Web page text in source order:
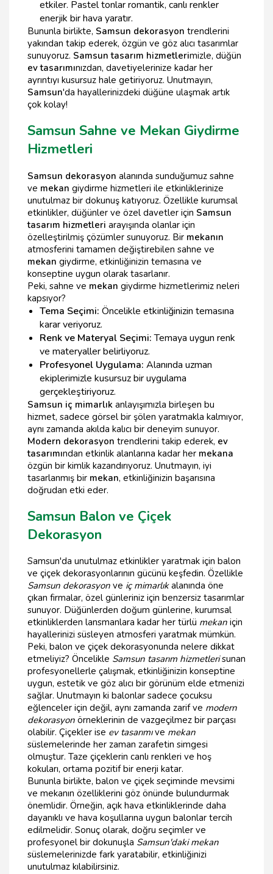
etkiler. Pastel tonlar romantik, canlı renkler
enerjik bir hava yaratır.
Bununla birlikte, Samsun dekorasyon trendlerini
yakından takip ederek, özgün ve göz alıcı tasarımlar
sunuyoruz. Samsun tasarım hizmetlerimizle, düğün
ev tasarımınızdan, davetiyelerinize kadar her
ayrıntıyı kusursuz hale getiriyoruz. Unutmayın,
Samsun'da hayallerinizdeki düğüne ulaşmak artık
çok kolay!
Samsun Sahne ve Mekan Giydirme
Hizmetleri
Samsun dekorasyon alanında sunduğumuz sahne
ve mekan giydirme hizmetleri ile etkinliklerinize
unutulmaz bir dokunuş katıyoruz. Özellikle kurumsal
etkinlikler, düğünler ve özel davetler için Samsun
tasarım hizmetleri arayışında olanlar için
özelleştirilmiş çözümler sunuyoruz. Bir mekanın
atmosferini tamamen değiştirebilen sahne ve
mekan giydirme, etkinliğinizin temasına ve
konseptine uygun olarak tasarlanır.
Peki, sahne ve mekan giydirme hizmetlerimiz neleri
kapsıyor?
Tema Seçimi: Öncelikle etkinliğinizin temasına
karar veriyoruz.
Renk ve Materyal Seçimi:Temaya uygun renk
ve materyaller belirliyoruz.
Profesyonel Uygulama: Alanında uzman
ekiplerimizle kusursuz bir uygulama
gerçekleştiriyoruz.
Samsun iç mimarlık anlayışımızla birleşen bu
hizmet, sadece görsel bir şölen yaratmakla kalmıyor,
aynı zamanda akılda kalıcı bir deneyim sunuyor.
Modern dekorasyon trendlerini takip ederek, ev
tasarımından etkinlik alanlarına kadar her mekana
özgün bir kimlik kazandırıyoruz. Unutmayın, iyi
tasarlanmış bir mekan, etkinliğinizin başarısına
doğrudan etki eder.
Samsun Balon ve Çiçek
Dekorasyon
Samsun'da unutulmaz etkinlikler yaratmak için balon
ve çiçek dekorasyonlarının gücünü keşfedin. Özellikle
Samsun dekorasyon ve iç mimarlıkalanında öne
çıkan firmalar, özel günleriniz için benzersiz tasarımlar
sunuyor. Düğünlerden doğum günlerine, kurumsal
etkinliklerden lansmanlara kadar her türlü mekan için
hayallerinizi süsleyen atmosferi yaratmak mümkün.
Peki, balon ve çiçek dekorasyonunda nelere dikkat
etmeliyiz? Öncelikle Samsun tasarım hizmetlerisunan
profesyonellerle çalışmak, etkinliğinizin konseptine
uygun, estetik ve göz alıcı bir görünüm elde etmenizi
sağlar. Unutmayın ki balonlar sadece çocuksu
eğlenceler için değil, aynı zamanda zarif ve modern
dekorasyon örneklerinin de vazgeçilmez bir parçası
olabilir. Çiçekler ise ev tasarımıve mekan
süslemelerinde her zaman zarafetin simgesi
olmuştur. Taze çiçeklerin canlı renkleri ve hoş
kokuları, ortama pozitif bir enerji katar.
Bununla birlikte, balon ve çiçek seçiminde mevsimi
ve mekanın özelliklerini göz önünde bulundurmak
önemlidir. Örneğin, açık hava etkinliklerinde daha
dayanıklı ve hava koşullarına uygun balonlar tercih
edilmelidir. Sonuç olarak, doğru seçimler ve
profesyonel bir dokunuşla Samsun'daki mekan
süslemelerinizde fark yaratabilir, etkinliğinizi
unutulmaz kılabilirsiniz.